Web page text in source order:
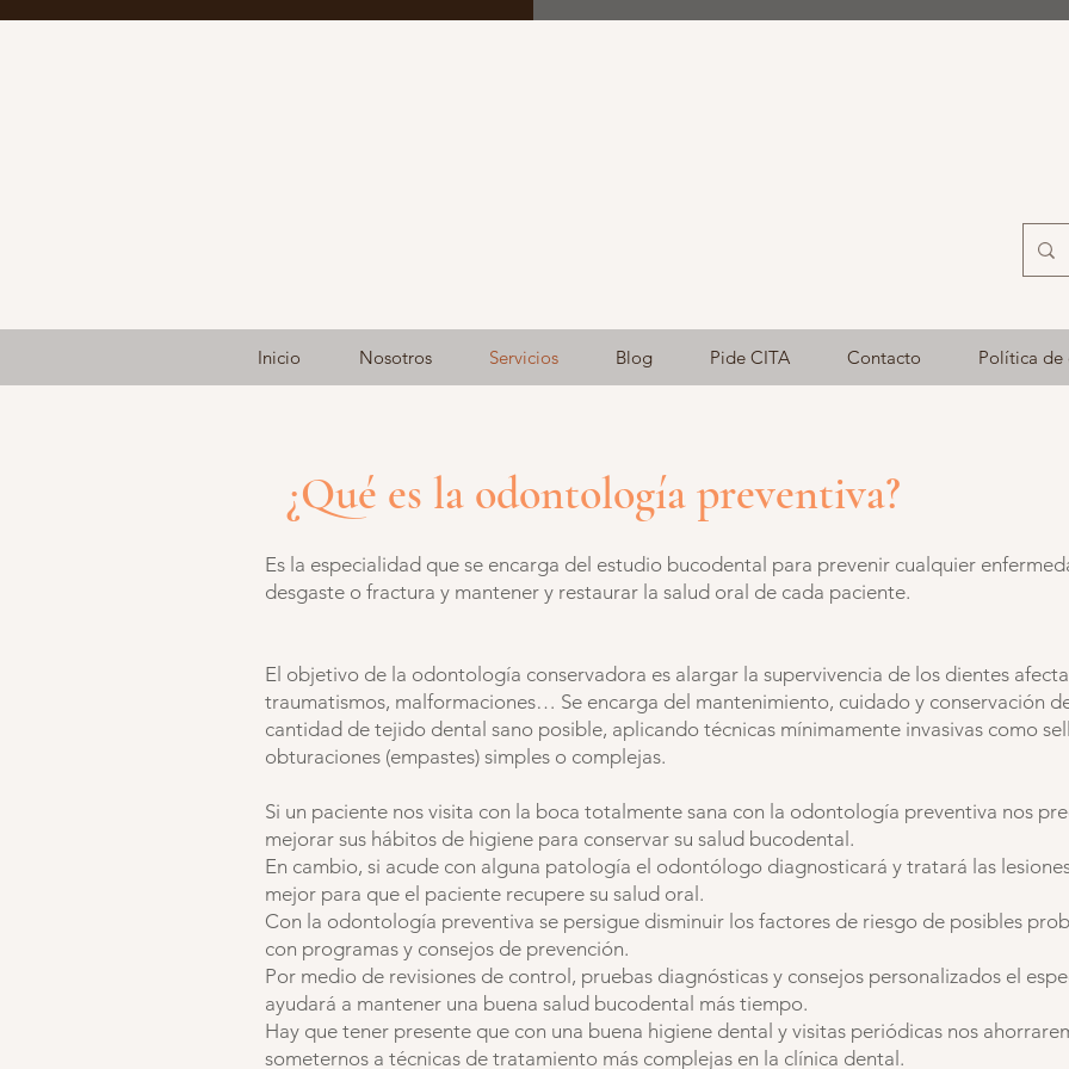
Inicio Nosotros Servicios Blog Pide CITA Contacto Política de
¿Qué es la odontología preventiva?
Es la especialidad que se encarga del estudio bucodental para prevenir cualquier
desgaste o fractura y mantener y restaurar la salud oral de cada paciente.
El objetivo de la odontología conservadora es alargar la supervivencia de los dientes
traumatismos, malformaciones… Se encarga del mantenimiento, cuidado y conservación
cantidad de tejido dental sano posible, aplicando técnicas mínimamente invasivas como
obturaciones (empastes) simples o complejas.
Si un paciente nos visita con la boca totalmente sana con la odontología preventiva nos
mejorar sus hábitos de higiene para conservar su salud bucodental.
En cambio, si acude con alguna patología el odontólogo diagnosticará y tratará las
mejor para que el paciente recupere su salud oral.
Con la odontología preventiva se persigue disminuir los factores de riesgo de posibles
con programas y consejos de prevención.
Por medio de revisiones de control, pruebas diagnósticas y consejos personalizados el
ayudará a mantener una buena salud bucodental más tiempo.
Hay que tener presente que con una buena higiene dental y visitas periódicas nos
someternos a técnicas de tratamiento más complejas en la clínica dental.